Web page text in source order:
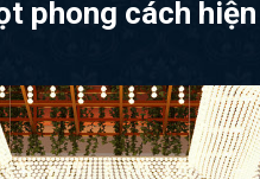
phong cách